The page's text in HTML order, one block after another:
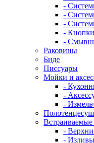
-
-
-
-
-
Раковины
Биде
Писсуары
Мойки и
-
-
-
-
- Изливы